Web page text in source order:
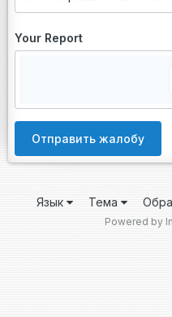
Your Report
Отправить жалобу
Язык Тема
Powered by